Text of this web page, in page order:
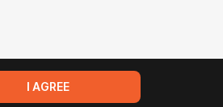
I AGREE